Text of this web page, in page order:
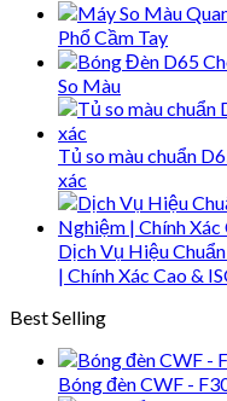
Phổ Cầm Tay
So Màu
Tủ so màu chuẩn
xác
Dịch Vụ Hiệu
| Chính Xác Cao &
Best Selling
Bóng đèn CWF -